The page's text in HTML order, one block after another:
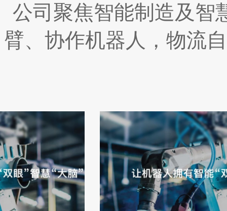
公司聚焦智能制造及智
臂、协作机器人，物流